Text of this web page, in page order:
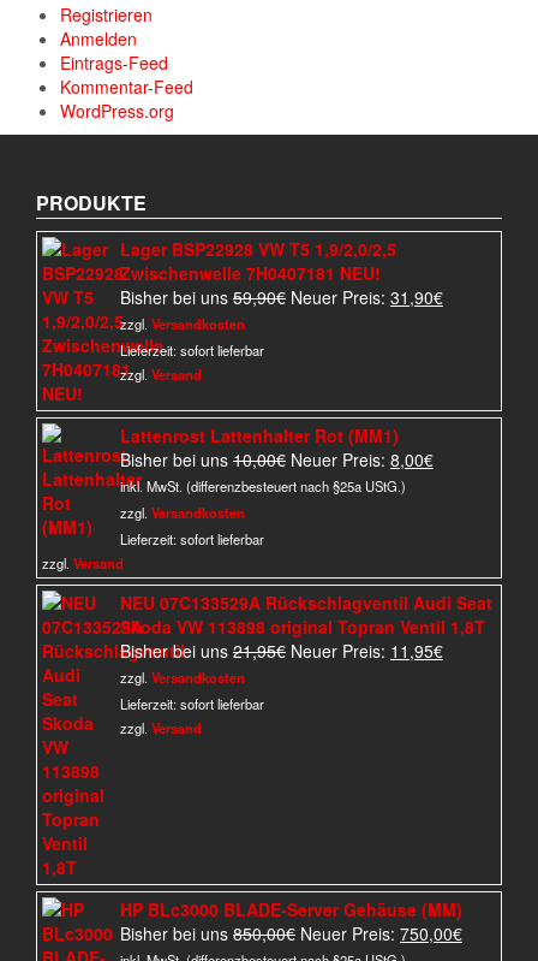
Registrieren
Anmelden
Eintrags-Feed
Kommentar-Feed
WordPress.org
PRODUKTE
Lager BSP22928 VW T5 1,9/2,0/2,5
Zwischenwelle 7H0407181 NEU!
Bisher bei uns 59,90€ Ursprünglicher
Neuer Preis: 31,90€Aktueller
zzgl. Versandkosten
Lieferzeit:sofort lieferbar
zzgl. Versand
Lattenrost Lattenhalter Rot (MM1)
Bisher bei uns 10,00€ Ursprünglicher
Preis
Neuer Preis: 8,00€Aktueller
inkl. MwSt. (differenzbesteuert nach §25a UStG.)
zzgl. Versandkosten
Lieferzeit:sofort lieferbar
zzgl. Versand
NEU 07C133529A Rückschlagventil Audi Seat
Skoda VW 113898 original Topran Ventil 1,8T
Bisher bei uns 21,95€ Ursprünglicher
Neuer Preis: 11,95€Aktueller
zzgl. Versandkosten
Lieferzeit:sofort lieferbar
zzgl. Versand
HP BLc3000 BLADE-Server Gehäuse (MM)
Bisher bei uns 850,00€ Ursprünglicher
Preis
Neuer Preis: 750,00€Aktueller